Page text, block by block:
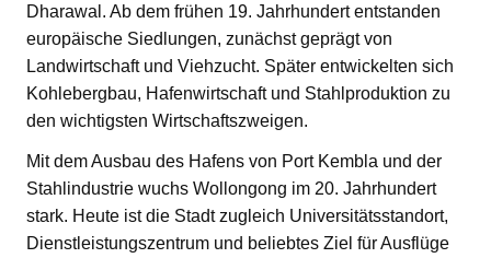
Dharawal. Ab dem frühen 19. Jahrhundert entstanden
europäische Siedlungen, zunächst geprägt von
Landwirtschaft und Viehzucht. Später entwickelten sich
Kohlebergbau, Hafenwirtschaft und Stahlproduktion zu
den wichtigsten Wirtschaftszweigen.
Mit dem Ausbau des Hafens von Port Kembla und der
Stahlindustrie wuchs Wollongong im 20. Jahrhundert
stark. Heute ist die Stadt zugleich Universitätsstandort,
Dienstleistungszentrum und beliebtes Ziel für Ausflüge